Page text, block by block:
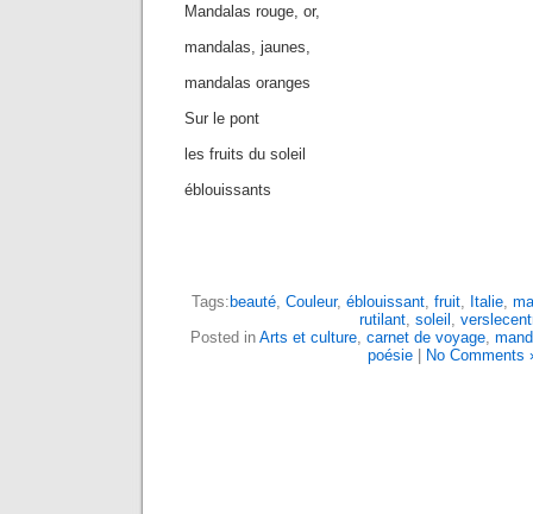
Mandalas rouge, or,
mandalas, jaunes,
mandalas oranges
Sur le pont
les fruits du soleil
éblouissants
Tags:beauté, Couleur, éblouissant, fruit, Italie,
rutilant soleil
Posted in Arts et culture carnet de voyage
poésie| No Comments